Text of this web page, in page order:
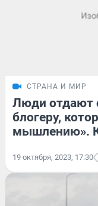
СТРАНА И МИР
Люди отдают
блогеру,
мышлению».
19 октября, 2023, 17:30